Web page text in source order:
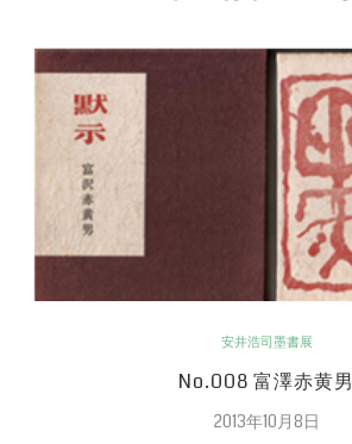
安井浩司墨書展
No.008 富澤赤黄男
2013年10月8日